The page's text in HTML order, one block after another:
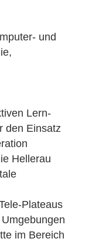
und
Lern-
den Einsatz
Hellerau
Plateaus
im Bereich